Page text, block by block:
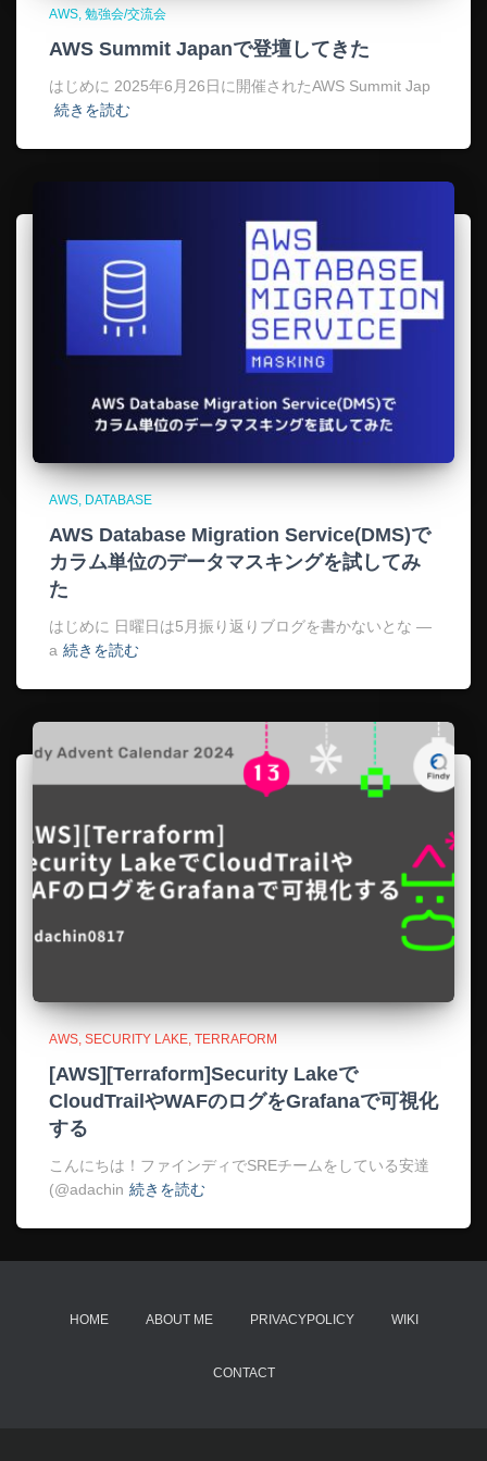
AWS 勉強会/交流会
AWS Summit Japanで登壇してきた
はじめに 2025年6月26日に開催されたAWS Summit Jap
続きを読む
AWS DATABASE
AWS Database Migration Service(DMS)で
カラム単位のデータマスキングを試してみ
た
はじめに 日曜日は5月振り返りブログを書かないとな —
a 続きを読む
AWS SECURITY LAKE TERRAFORM
[AWS][Terraform]Security Lakeで
CloudTrailやWAFのログをGrafanaで可視化
する
こんにちは！ファインディでSREチームをしている安達
(@adachin 続きを読む
HOME ABOUT ME PRIVACYPOLICY WIKI
CONTACT